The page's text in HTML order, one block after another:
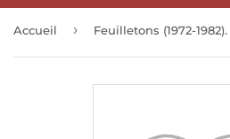
Accueil › Feuilletons (1972-1982).